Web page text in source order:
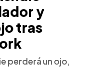
y
tras
perderá un ojo,